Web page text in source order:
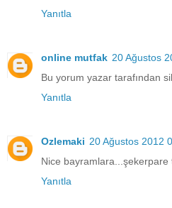
Yanıtla
online mutfak 20 Ağustos
Bu yorum yazar tarafından
Yanıtla
Ozlemaki 20 Ağustos 2012
Nice bayramlara...şekerpare
Yanıtla